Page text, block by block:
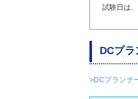
試験日は、
DCプ
>DCプランナ